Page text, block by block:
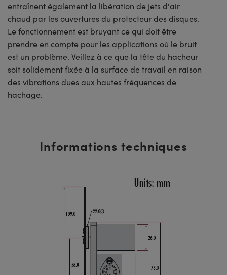
entraînent également la libération de jets d'air
chaud par les ouvertures du protecteur des disques.
Le fonctionnement est bruyant ce qui doit être
prendre en compte pour les applications où le bruit
est un problème. Veillez à ce que la tête du hacheur
soit solidement fixée à la surface de travail en raison
des vibrations dues aux hautes fréquences de
hachage.
Informations techniques